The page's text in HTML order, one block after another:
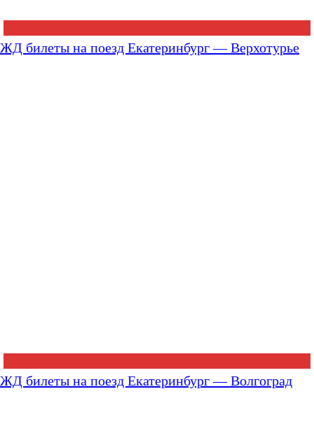
ЖД билеты на поезд Екатеринбург — Верхотурье
ЖД билеты на поезд Екатеринбург — Волгоград